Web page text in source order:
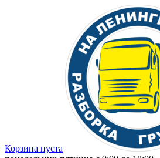
Корзина пуста